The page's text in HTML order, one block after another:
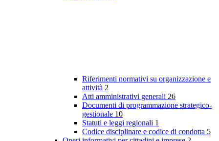
Riferimenti normativi su organizzazione e
attività 2
Atti amministrativi generali 26
Documenti di programmazione strategico-
gestionale 10
Statuti e leggi regionali 1
Codice disciplinare e codice di condotta 5